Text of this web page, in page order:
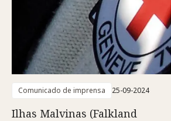
Comunicado de imprensa 25-09-2024
Ilhas Malvinas (Falkland